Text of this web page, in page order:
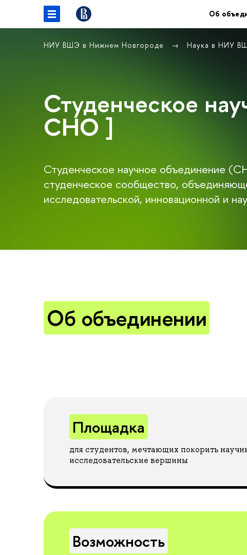
Об
НИУ ВШЭ в Нижнем Новгороде Наука в НИУ
Студенческое
СНО ]
Студенческое научное
студенческое сообщество,
исследовательской, инновационной и
Об объединении
Площадка
для студентов, мечтающих покорить
исследовательские вершины
Возможность